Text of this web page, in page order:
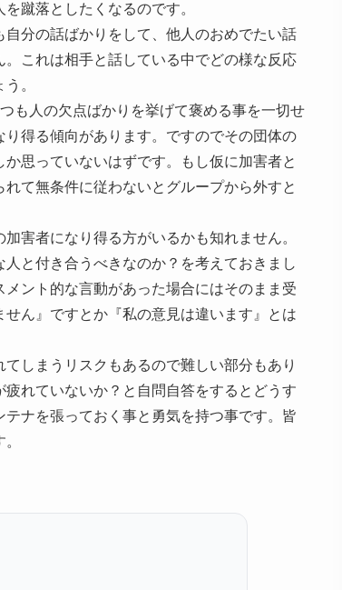
蹴落としたくなるのです。
分の話ばかりをして、他人のおめでたい話
これは相手と話している中でどの様な反応
。
も人の欠点ばかりを挙げて褒める事を一切せ
得る傾向があります。ですのでその団体の
思っていないはずです。もし仮に加害者と
て無条件に従わないとグループから外すと
害者になり得る方がいるかも知れません。
と付き合うべきなのか？を考えておきまし
ント的な言動があった場合にはそのまま受
ん』ですとか『私の意見は違います』とは
しまうリスクもあるので難しい部分もあり
れていないか？と自問自答をするとどうす
ナを張っておく事と勇気を持つ事です。皆